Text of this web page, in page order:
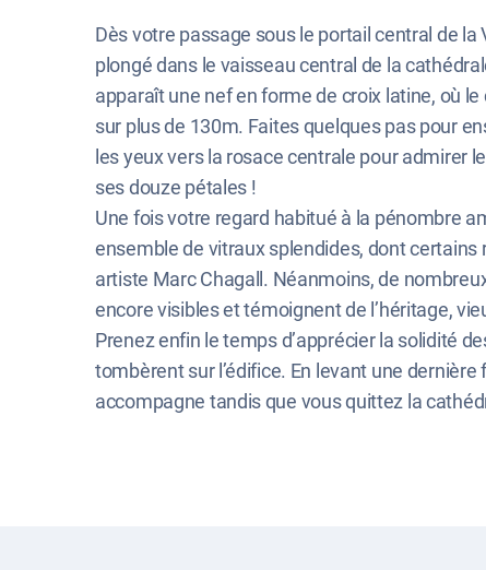
Dès votre passage sous le portail central de la
plongé dans le vaisseau central de la
apparaît une nef en forme de croix latine, où
sur plus de 130m. Faites quelques pas pour
les yeux vers la rosace centrale pour admirer
ses douze pétales !
Une fois votre regard habitué à la pénombre
ensemble de vitraux splendides, dont certains
artiste Marc Chagall. Néanmoins, de
encore visibles et témoignent de l’héritage,
Prenez enfin le temps d’apprécier la solidité
tombèrent sur l’édifice. En levant une
accompagne tandis que vous quittez la